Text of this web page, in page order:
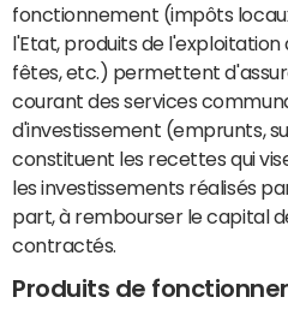
fonctionnement (impôts
l'Etat, produits de l'exploitation
fêtes, etc.) permettent
courant des services
d'investissement (emprunts,
constituent les recettes qui
les investissements réalisés
part, à rembourser le capital
contractés.
Produits de